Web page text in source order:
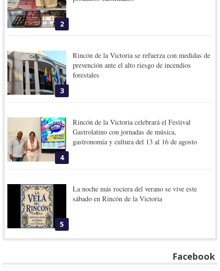
2
3
Rincón de la Victoria se refuerza con medidas de
prevención ante el alto riesgo de incendios
forestales
4
Rincón de la Victoria celebrará el Festival
Gastrolatino con jornadas de música,
gastronomía y cultura del 13 al 16 de agosto
5
La noche más rociera del verano se vive este
sábado en Rincón de la Victoria
Facebook